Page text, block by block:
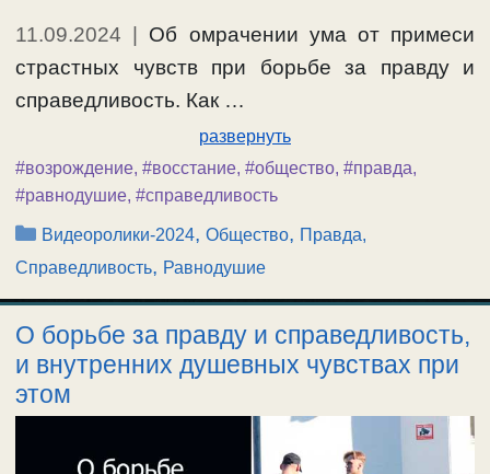
11.09.2024
Об омрачении ума от примеси
страстных чувств при борьбе за правду и
справедливость. Как …
развернуть
#возрождение, #восстание, #общество, #правда,
#равнодушие, #справедливость
Рубрики
Видеоролики-2024,Общество, Правда,
Справедливость, Равнодушие
О борьбе за правду и справедливость,
и внутренних душевных чувствах при
этом